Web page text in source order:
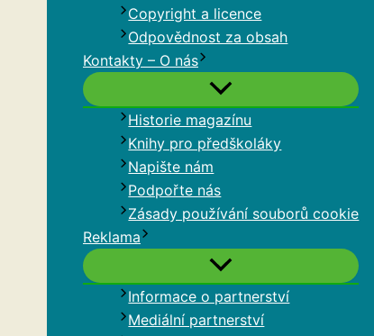
Copyright a licence
Odpovědnost za obsah
Kontakty – O nás
Historie magazínu
Knihy pro předškoláky
Napište nám
Podpořte nás
Zásady používání souborů cookie
Reklama
Informace o partnerství
Mediální partnerství